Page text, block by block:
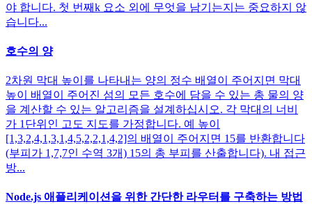
야 합니다. 첫 번째k 요소 외에 무엇을 남기는지는 중요하지 않
습니다...
호수의 양
2차원 막대 높이를 나타내는 양의 정수 배열이 주어지면 막대
높이 배열이 주어진 섬의 모든 호수에 담을 수 있는 총 물의 양
을 계산할 수 있는 알고리즘을 설계하십시오. 각 막대의 너비
가 1단위인 고도 지도를 가정합니다. 예 높이
[1,3,2,4,1,3,1,4,5,2,2,1,4,2]의 배열이 주어지면 15를 반환합니다
(부피가 1,7,7인 수역 3개) 15의 총 부피를 산출합니다). 내 접근
방...
Node.js 애플리케이션을 위한 간단한 라우터를 구축하는 방법